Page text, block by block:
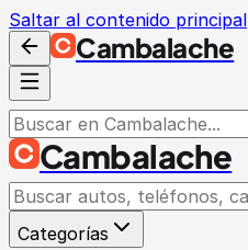
Saltar al contenido principal
Cambalache
Cambalache
Categorías